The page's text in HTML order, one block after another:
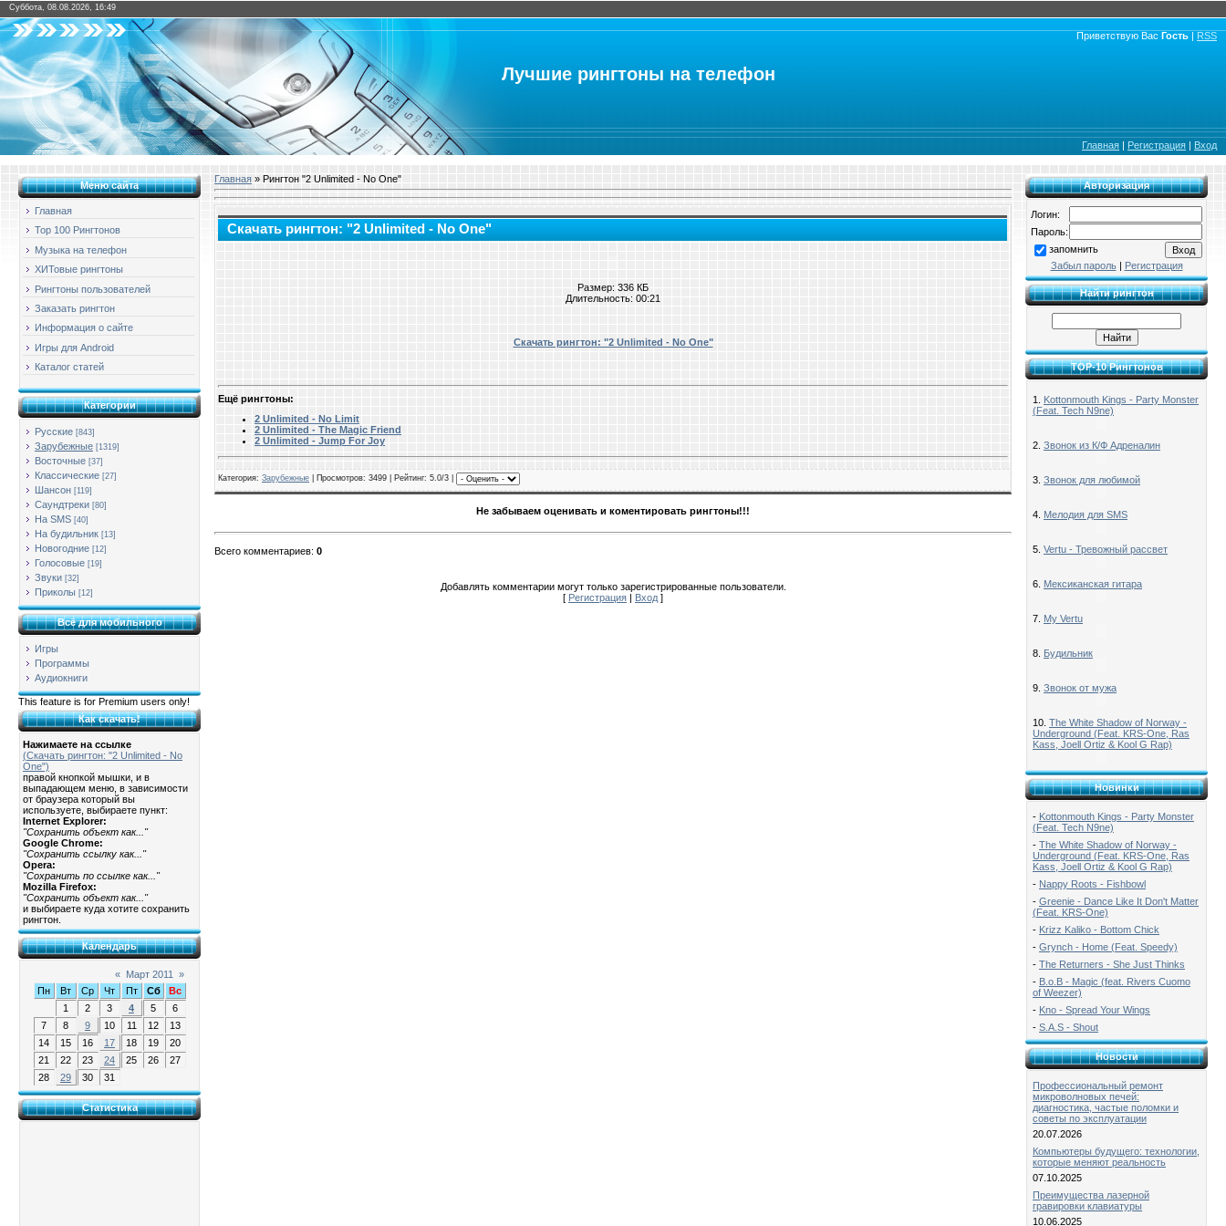
Суббота, 08.08.2026, 16:49
Приветствую Вас Гость | RSS
Лучшие рингтоны на телефон
Главная | Регистрация | Вход
Меню сайта
Главная
Top 100 Рингтонов
Музыка на телефон
ХИТовые рингтоны
Рингтоны пользователей
Заказать рингтон
Информация о сайте
Игры для Android
Каталог статей
Категории
Русские [843]
Зарубежные [1319]
Восточные [37]
Классические [27]
Шансон [119]
Саундтреки [80]
На SMS [40]
На будильник [13]
Новогодние [12]
Голосовые [19]
Звуки [32]
Приколы [12]
Всё для мобильного
Игры
Программы
Аудиокниги
This feature is for Premium users only!
Как скачать!
Нажимаете на ссылке
(Скачать рингтон: "2 Unlimited - No
One")
правой кнопкой мышки, и в
выпадающем меню, в зависимости
от браузера который вы
используете, выбираете пункт:
Internet Explorer:
"Сохранить объект как..."
Google Chrome:
"Сохранить ссылку как..."
Opera:
"Сохранить по ссылке как..."
Mozilla Firefox:
"Сохранить объект как..."
и выбираете куда хотите сохранить
рингтон.
Календарь
« Март 2011
»
Пн
Вт Ср Чт Пт Сб
Вс
1
2 3 4 5
6
7
8 9 10 11 12
13
14
15 16 17 18 19
20
21
22 23 24 25 26
27
28
29 30 31
Статистика
Главная » Рингтон "2 Unlimited - No One"
Скачать рингтон: "2 Unlimited - No One"
Размер: 336 КБ
Длительность: 00:21
Скачать рингтон: "2 Unlimited - No One"
Ещё рингтоны:
2 Unlimited - No Limit
2 Unlimited - The Magic Friend
2 Unlimited - Jump For Joy
Категория: Зарубежные Просмотров: 3499 | Рейтинг: 5.0/3 |
Не забываем оценивать и коментировать рингтоны!!!
Всего комментариев: 0
Добавлять комментарии могут только зарегистрированные пользователи.
[ Регистрация | Вход ]
Авторизация
Логин:
Пароль:
запомнить
Забыл пароль| Регистрация
Найти рингтон
TOP-10 Рингтонов
1. Kottonmouth Kings - Party Monster
(Feat. Tech N9ne)
2. Звонок из К/Ф Адреналин
3. Звонок для любимой
4. Мелодия для SMS
5. Vertu - Тревожный рассвет
6. Мексиканская гитара
7. My Vertu
8. Будильник
9. Звонок от мужа
10. The White Shadow of Norway -
Underground (Feat. KRS-One, Ras
Kass, Joell Ortiz & Kool G Rap)
Новинки
- Kottonmouth Kings - Party Monster
(Feat. Tech N9ne)
- The White Shadow of Norway -
Underground (Feat. KRS-One, Ras
Kass, Joell Ortiz & Kool G Rap)
- Nappy Roots - Fishbowl
- Greenie - Dance Like It Don't Matter
(Feat. KRS-One)
- Krizz Kaliko - Bottom Chick
- Grynch - Home (Feat. Speedy)
- The Returners - She Just Thinks
- B.o.B - Magic (feat. Rivers Cuomo
of Weezer)
- Kno - Spread Your Wings
- S.A.S - Shout
Новости
Профессиональный ремонт
микроволновых печей:
диагностика, частые поломки и
советы по эксплуатации
20.07.2026
Компьютеры будущего: технологии,
которые меняют реальность
07.10.2025
Преимущества лазерной
гравировки клавиатуры
10.06.2025